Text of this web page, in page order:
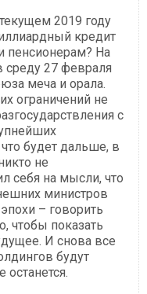
2019 году
кредит
пенсионерам? На
среду 27 февраля
меча и орала.
ограничений не
с
будет дальше, в
не
себя на мысли, что
министров
– говорить
чтобы показать
И снова все
будут